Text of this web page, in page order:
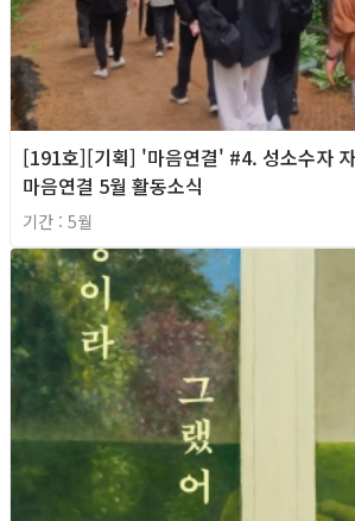
[191호][기획] '마음연결' #4. 성소수자
마음연결 5월 활동소식
기간 : 5월